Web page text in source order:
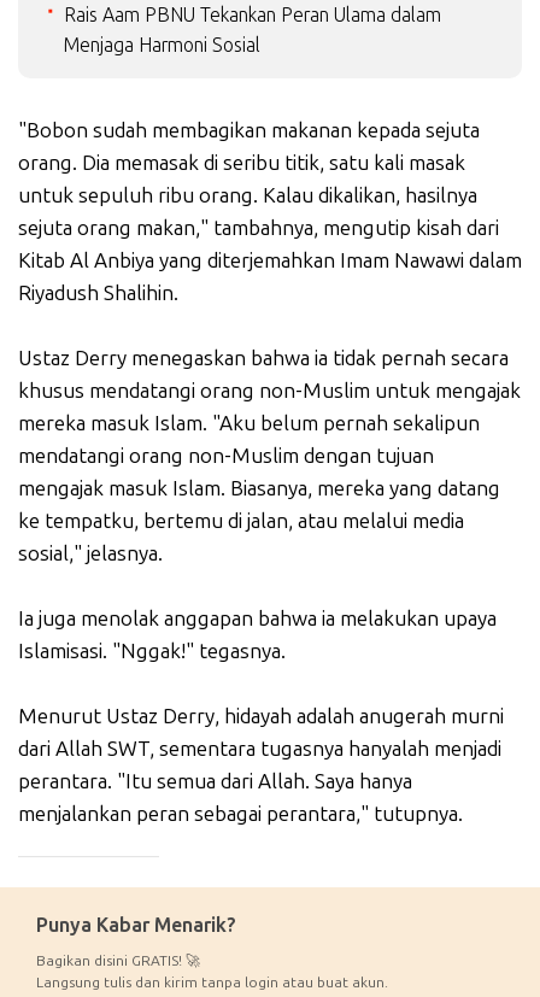
Rais Aam PBNU Tekankan Peran Ulama dalam
Menjaga Harmoni Sosial
"Bobon sudah membagikan makanan kepada sejuta
orang. Dia memasak di seribu titik, satu kali masak
untuk sepuluh ribu orang. Kalau dikalikan, hasilnya
sejuta orang makan," tambahnya, mengutip kisah dari
Kitab Al Anbiya yang diterjemahkan Imam Nawawi dalam
Riyadush Shalihin.
Ustaz Derry menegaskan bahwa ia tidak pernah secara
khusus mendatangi orang non-Muslim untuk mengajak
mereka masuk Islam. "Aku belum pernah sekalipun
mendatangi orang non-Muslim dengan tujuan
mengajak masuk Islam. Biasanya, mereka yang datang
ke tempatku, bertemu di jalan, atau melalui media
sosial," jelasnya.
Ia juga menolak anggapan bahwa ia melakukan upaya
Islamisasi. "Nggak!" tegasnya.
Menurut Ustaz Derry, hidayah adalah anugerah murni
dari Allah SWT, sementara tugasnya hanyalah menjadi
perantara. "Itu semua dari Allah. Saya hanya
menjalankan peran sebagai perantara," tutupnya.
Punya Kabar Menarik?
Bagikan disini GRATIS! 🚀
Langsung tulis dan kirim tanpa login atau buat akun.